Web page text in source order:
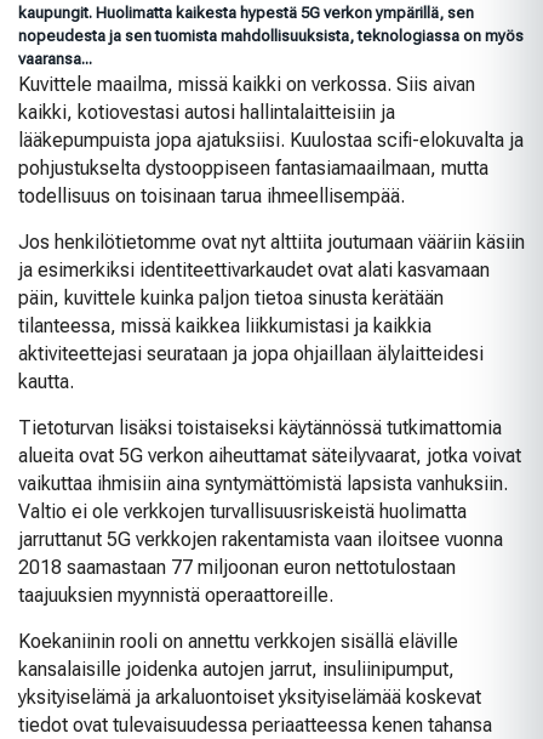
kaupungit. Huolimatta kaikesta hypestä 5G verkon ympärillä, sen
nopeudesta ja sen tuomista mahdollisuuksista, teknologiassa on myös
vaaransa...
Kuvittele maailma, missä kaikki on verkossa. Siis aivan
kaikki, kotiovestasi autosi hallintalaitteisiin ja
lääkepumpuista jopa ajatuksiisi. Kuulostaa scifi-elokuvalta ja
pohjustukselta dystooppiseen fantasiamaailmaan, mutta
todellisuus on toisinaan tarua ihmeellisempää.
Jos henkilötietomme ovat nyt alttiita joutumaan vääriin käsiin
ja esimerkiksi identiteettivarkaudet ovat alati kasvamaan
päin, kuvittele kuinka paljon tietoa sinusta kerätään
tilanteessa, missä kaikkea liikkumistasi ja kaikkia
aktiviteettejasi seurataan ja jopa ohjaillaan älylaitteidesi
kautta.
Tietoturvan lisäksi toistaiseksi käytännössä tutkimattomia
alueita ovat 5G verkon aiheuttamat säteilyvaarat, jotka voivat
vaikuttaa ihmisiin aina syntymättömistä lapsista vanhuksiin.
Valtio ei ole verkkojen turvallisuusriskeistä huolimatta
jarruttanut 5G verkkojen rakentamista vaan iloitsee vuonna
2018 saamastaan 77 miljoonan euron nettotulostaan
taajuuksien myynnistä operaattoreille.
Koekaniinin rooli on annettu verkkojen sisällä eläville
kansalaisille joidenka autojen jarrut, insuliinipumput,
yksityiselämä ja arkaluontoiset yksityiselämää koskevat
tiedot ovat tulevaisuudessa periaatteessa kenen tahansa